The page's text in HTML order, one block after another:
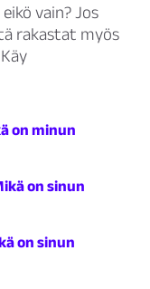
vain? Jos
rakastat myös
on minun
on sinun
on sinun